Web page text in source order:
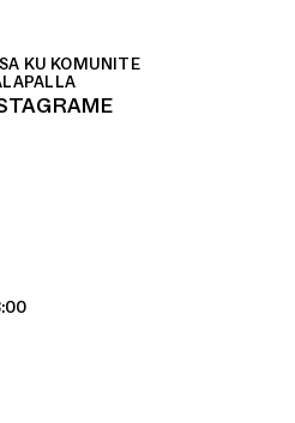
KU KOMUNITE